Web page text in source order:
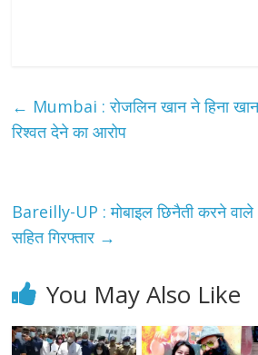
← Mumbai : रोजलिन खान ने हिना
रिश्वत देने का आरोप
Bareilly-UP : मोबाइल छिनैती करने वाले
सहित गिरफ्तार →
You May Also Like